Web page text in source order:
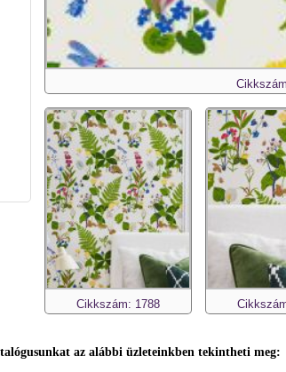
Cikkszám: 1788
az alábbi üzleteinkben tekintheti meg: